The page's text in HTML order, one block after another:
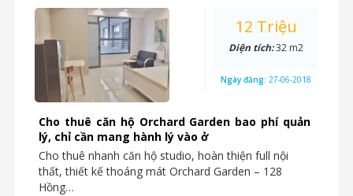
Cho thuê căn hộ Orchard Garden bao phí quản
lý, chỉ cần mang hành lý vào ở
Cho thuê nhanh căn hộ studio, hoàn thiện full nội
thất, thiết kế thoáng mát Orchard Garden – 128
Hồng…
12 Triệu
Diện tích:32 m2
Ngày đăng: 27-06-2018